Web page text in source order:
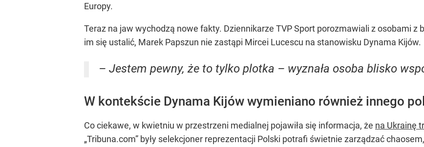
Europy.
Teraz na jaw wychodzą nowe fakty. Dziennikarze TVP Sport porozmawiali z osobami z
im się ustalić, Marek Papszun nie zastąpi Mircei Lucescu na stanowisku Dynama Kijów.
– Jestem pewny, że to tylko plotka – wyznała osoba blisko
W kontekście Dynama Kijów wymieniano również innego
Co ciekawe, w kwietniu w przestrzeni medialnej pojawiła się informacja, że na Ukrainę
„Tribuna.com” były selekcjoner reprezentacji Polski potrafi świetnie zarządzać